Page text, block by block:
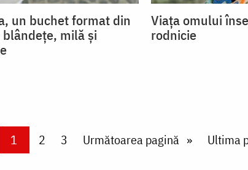
un buchet format din
milă și
Viața omului
rodnicie
Current page
1 Page
2 Page
3 Next page
Următoarea pagină Last
Ultima